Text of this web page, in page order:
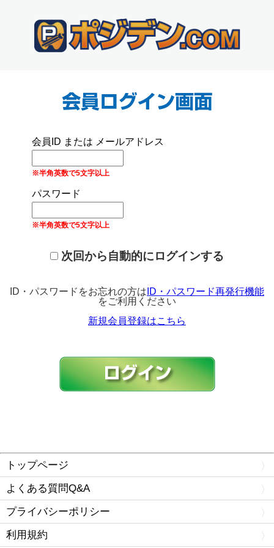
会員ID または メールアドレス
※半角英数で5文字以上
パスワード
※半角英数で5文字以上
次回から自動的にログインする
ID・パスワードをお忘れの方は ID・パスワード再発行機能
をご利用ください
新規会員登録はこちら
トップページ
よくある質問Q&A
プライバシーポリシー
利用規約